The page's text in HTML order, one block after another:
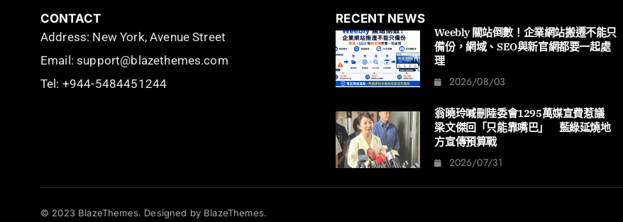
CONTACT
Address: New York, Avenue Street
Email: support@blazethemes.com
Tel: +944-5484451244
RECENT NEWS
Weebly 關站倒數！企業網站搬遷不能只
備份，網域、SEO與新官網都要一起處
理
2026/08/03
翁曉玲喊刪陸委會1295萬媒宣費惹議
梁文傑回「只能靠嘴巴」 藍綠延燒地
方宣傳預算戰
2026/07/31
© 2023 BlazeThemes. Designed by BlazeThemes.